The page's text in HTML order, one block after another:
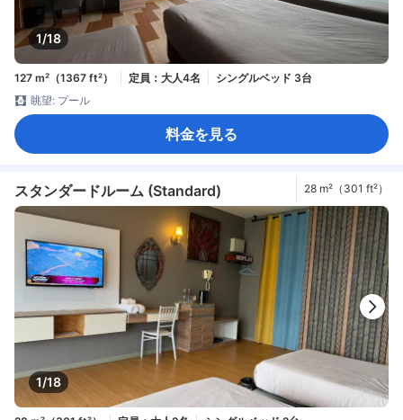
1/18
127 m²（1367 ft²） 定員：大人4名
シングルベッド 3台
眺望: プール
料金を見る
スタンダードルーム (Standard) 28 m²（301 ft²）
1/18